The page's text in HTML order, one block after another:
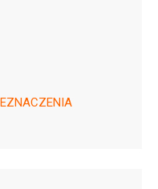
1771/002 ¦ 152793
1771/001 ¦ 152794